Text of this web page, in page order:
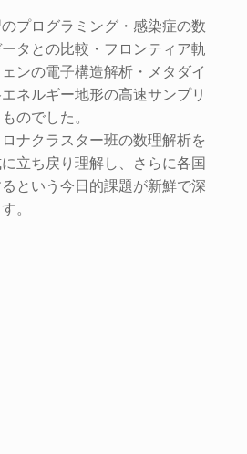
プログラミング・感染症の数
タとの比較・フロンティア軌
ンの電子構造解析・メタダイ
ネルギー地形の高速サンプリ
のでした。
ナクラスター班の数理解析を
立ち戻り理解し、さらに各国
という今日的課題が新鮮で深
。